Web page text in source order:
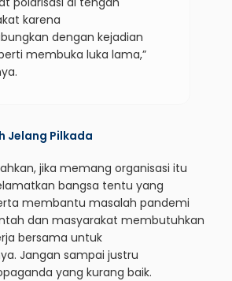
karena
dengan kejadian
membuka luka lama,”
Jelang Pilkada
jika memang organisasi itu
bangsa tentu yang
membantu masalah pandemi
dan masyarakat membutuhkan
bersama untuk
Jangan sampai justru
yang kurang baik.